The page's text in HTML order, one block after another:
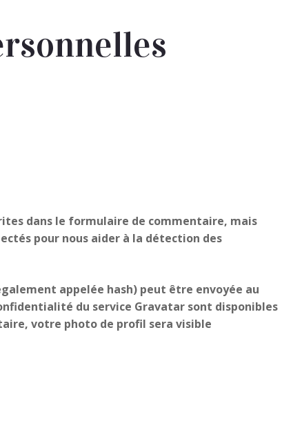
dans le formulaire de commentaire, mais
pour nous aider à la détection des
appelée hash) peut être envoyée au
du service Gravatar sont disponibles
votre photo de profil sera visible